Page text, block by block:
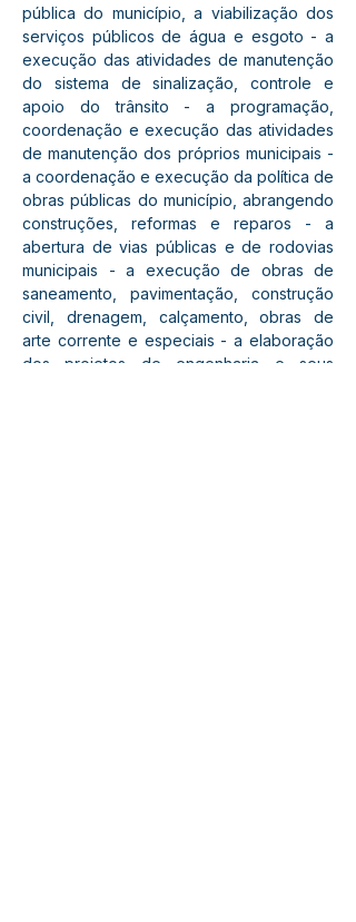
pública do município, a viabilização dos
serviços públicos de água e esgoto - a
execução das atividades de manutenção
do sistema de sinalização, controle e
apoio do trânsito - a programação,
coordenação e execução das atividades
de manutenção dos próprios municipais -
a coordenação e execução da política de
obras públicas do município, abrangendo
construções, reformas e reparos - a
abertura de vias públicas e de rodovias
municipais - a execução de obras de
saneamento, pavimentação, construção
civil, drenagem, calçamento, obras de
arte corrente e especiais - a elaboração
dos projetos de engenharia e seus